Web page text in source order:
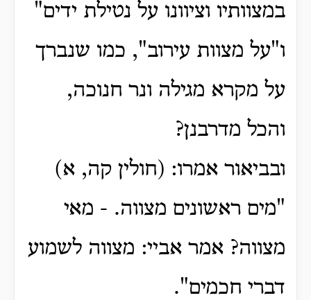
במצוותיו וציוונו על נטילת ידים"
ו"על מצוות עירוב", כמו שנברך
על מקרא מגילה ונר חנוכה,
והכל מדרבנן?
ובביאור אמרו: (חולין קה, א)
"מים ראשונים מצווה. - מאי
מצווה? אמר אביי: מצווה לשמוע
דברי חכמים".